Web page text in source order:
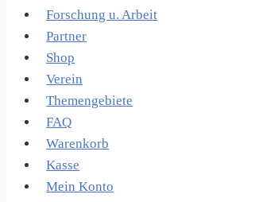
Forschung u. Arbeit
Partner
Shop
Verein
Themengebiete
FAQ
Warenkorb
Kasse
Mein Konto